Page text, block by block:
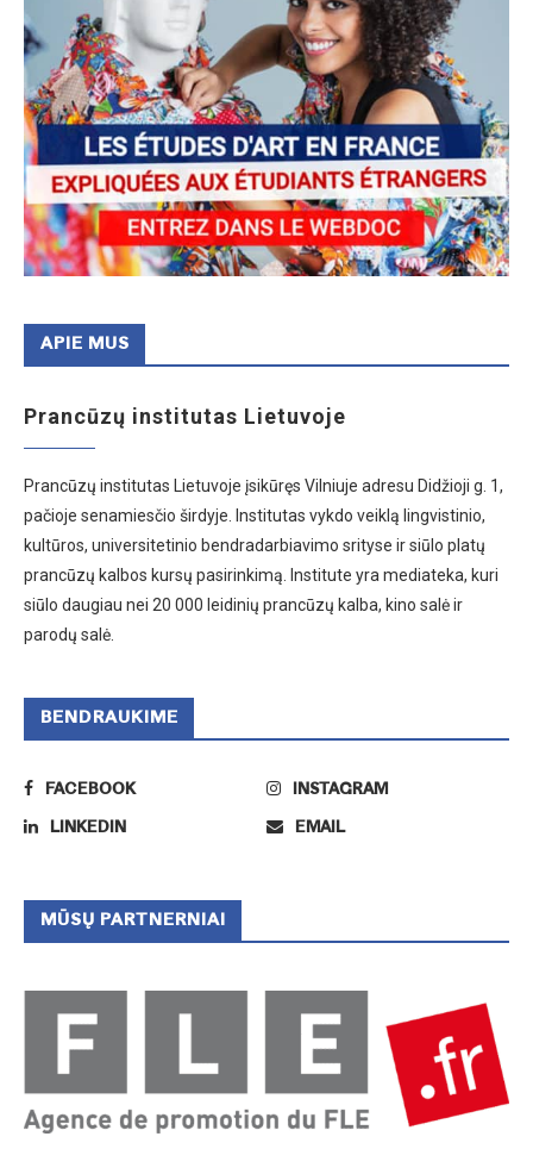
APIE MUS
Prancūzų institutas Lietuvoje
Prancūzų institutas Lietuvoje įsikūręs Vilniuje adresu Didžioji g. 1,
pačioje senamiesčio širdyje. Institutas vykdo veiklą lingvistinio,
kultūros, universitetinio bendradarbiavimo srityse ir siūlo platų
prancūzų kalbos kursų pasirinkimą. Institute yra mediateka, kuri
siūlo daugiau nei 20 000 leidinių prancūzų kalba, kino salė ir
parodų salė.
BENDRAUKIME
FACEBOOK INSTAGRAM
LINKEDIN EMAIL
MŪSŲ PARTNERNIAI